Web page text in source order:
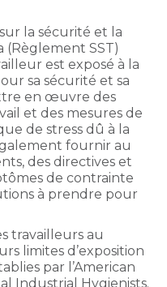
la sécurité et la
(Règlement SST)
est exposé à la
sa sécurité et sa
en œuvre des
et des mesures de
de stress dû à la
fournir au
des directives et
de contrainte
à prendre pour
travailleurs au
limites d’exposition
par l’American
Industrial Hygienists.